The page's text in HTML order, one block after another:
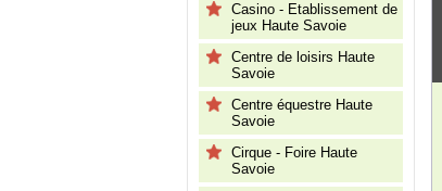
Casino - Etablissement de
jeux Haute Savoie
Centre de loisirs Haute
Savoie
Centre équestre Haute
Savoie
Cirque - Foire Haute
Savoie